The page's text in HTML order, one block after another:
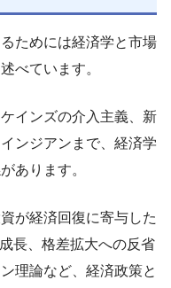
ためには経済学と市場
べています。
インズの介入主義、新
ンジアンまで、経済学
あります。
が経済回復に寄与した
長、格差拡大への反省
理論など、経済政策と